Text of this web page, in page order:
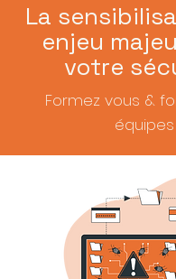
La
enjeu
votre
Formez vous &
équipes